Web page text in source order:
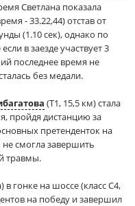
Светлана показала
- 33.22,44) отстав от
(1.10 сек), однако по
в заезде участвует 3
последнее время не
без медали.
(T1, 15,5 км) стала
пройдя дистанцию за
претенденток на
смогла завершить
травмы.
гонке на шоссе (класс C4,
на победу и завершил